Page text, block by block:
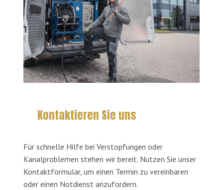
Kontaktieren Sie uns
Für schnelle Hilfe bei Verstopfungen oder
Kanalproblemen stehen wir bereit. Nutzen Sie unser
Kontaktformular, um einen Termin zu vereinbaren
oder einen Notdienst anzufordern.